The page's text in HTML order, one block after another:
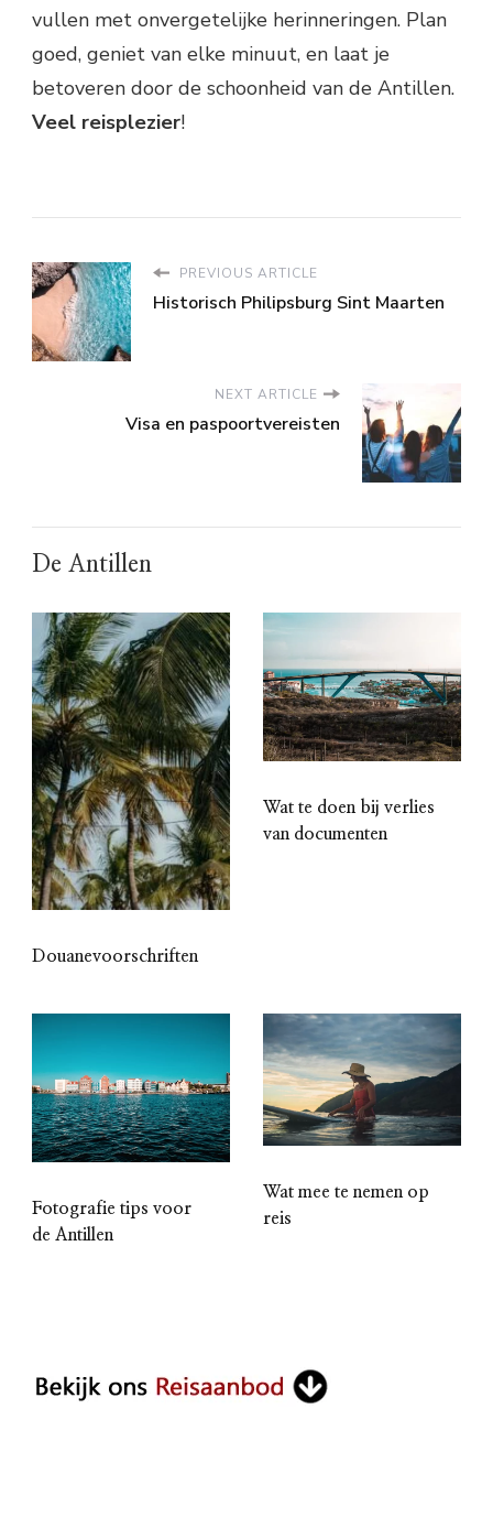
vullen met onvergetelijke herinneringen. Plan
goed, geniet van elke minuut, en laat je
betoveren door de schoonheid van de Antillen.
Veel reisplezier!
PREVIOUS ARTICLE
Historisch Philipsburg Sint Maarten
NEXT ARTICLE
Visa en paspoortvereisten
De Antillen
Douanevoorschriften
Wat te doen bij verlies
van documenten
Fotografie tips voor
de Antillen
Wat mee te nemen op
reis